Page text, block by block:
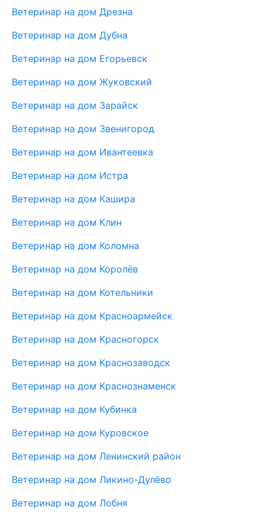
Ветеринар на дом Дрезна
Ветеринар на дом Дубна
Ветеринар на дом Егорьевск
Ветеринар на дом Жуковский
Ветеринар на дом Зарайск
Ветеринар на дом Звенигород
Ветеринар на дом Ивантеевка
Ветеринар на дом Истра
Ветеринар на дом Кашира
Ветеринар на дом Клин
Ветеринар на дом Коломна
Ветеринар на дом Королёв
Ветеринар на дом Котельники
Ветеринар на дом Красноармейск
Ветеринар на дом Красногорск
Ветеринар на дом Краснозаводск
Ветеринар на дом Краснознаменск
Ветеринар на дом Кубинка
Ветеринар на дом Куровское
Ветеринар на дом Ленинский район
Ветеринар на дом Ликино-Дулёво
Ветеринар на дом Лобня